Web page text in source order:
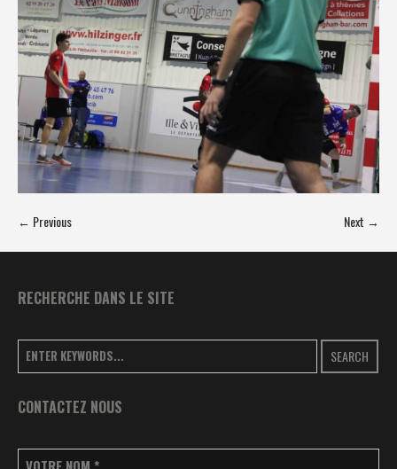
← Previous Next →
RECHERCHE DANS LE SITE
SEARCH
CONTACTEZ NOUS